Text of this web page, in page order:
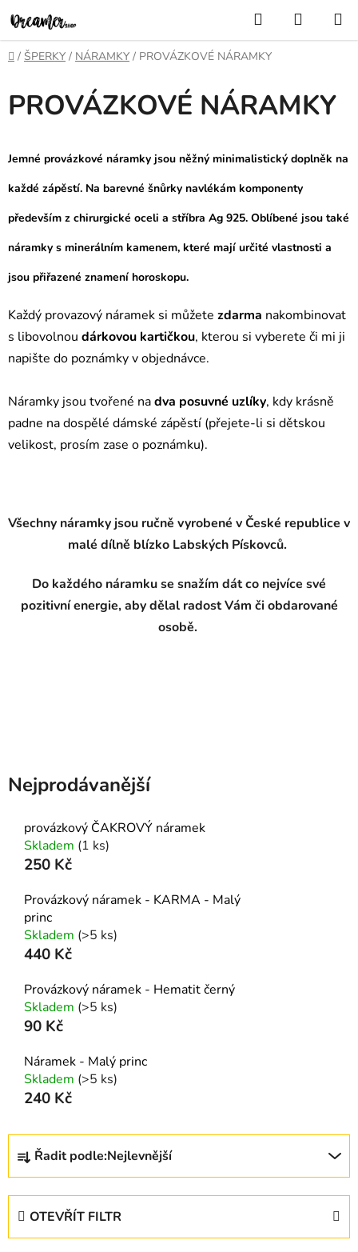
na
obsah
Hledat
KOŠÍK
Domů
/ ŠPERKY / NÁRAMKY / PROVÁZKOVÉ NÁRAMKY
PROVÁZKOVÉ NÁRAMKY
Jemné provázkové náramky jsou něžný minimalistický doplněk na
každé zápěstí. Na barevné šnůrky navlékám komponenty
především z chirurgické oceli a stříbra Ag 925. Oblíbené jsou také
náramky s minerálním kamenem, které mají určité vlastnosti a
jsou přiřazené znamení horoskopu.
Každý provazový náramek si můžete zdarma nakombinovat
s libovolnou dárkovou kartičkou, kterou si vyberete či mi ji
napište do poznámky v objednávce.
Náramky jsou tvořené nadva posuvné uzlíky, kdy krásně
padne na dospělé dámské zápěstí (přejete-li si dětskou
velikost, prosím zase o poznámku).
Všechny náramky jsou ručně vyrobené v České republice v
malé dílně blízko Labských Pískovců.
Do každého náramku se snažím dát co nejvíce své
pozitivní energie, aby dělal radost Vám či obdarované
osobě.
Nejprodávanější
provázkový ČAKROVÝ náramek
Skladem (1 ks)
250 Kč
Provázkový náramek - KARMA - Malý
princ
Skladem (>5 ks)
440 Kč
Provázkový náramek - Hematit černý
Skladem (>5 ks)
90 Kč
Náramek - Malý princ
Skladem (>5 ks)
240 Kč
Ř
z
Řadit podle:Nejlevnější
OTEVŘÍT FILTR